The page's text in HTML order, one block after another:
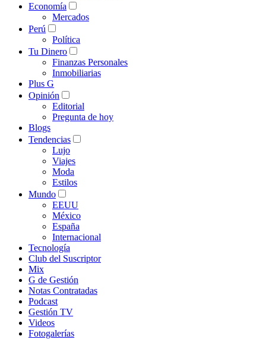
Economía
Mercados
Perú
Política
Tu Dinero
Finanzas Personales
Inmobiliarias
Plus G
Opinión
Editorial
Pregunta de hoy
Blogs
Tendencias
Lujo
Viajes
Moda
Estilos
Mundo
EEUU
México
España
Internacional
Tecnología
Club del Suscriptor
Mix
G de Gestión
Notas Contratadas
Podcast
Gestión TV
Videos
Fotogalerías